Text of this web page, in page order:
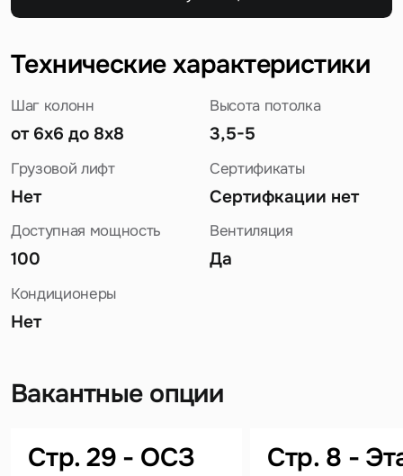
Технические характеристики
Шаг колонн
от 6х6 до 8х8
Высота потолка
3,5-5
Грузовой лифт
Нет
Сертификаты
Сертифкации нет
Доступная мощность
100
Вентиляция
Да
Кондиционеры
Нет
Вакантные опции
Стр. 29 - ОСЗ
Стр. 8 -